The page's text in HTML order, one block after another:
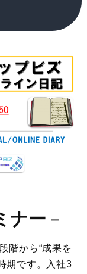
ナー －
階から“成果を
期です。入社3